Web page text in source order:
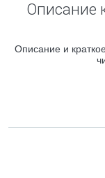
Описание
Описание и